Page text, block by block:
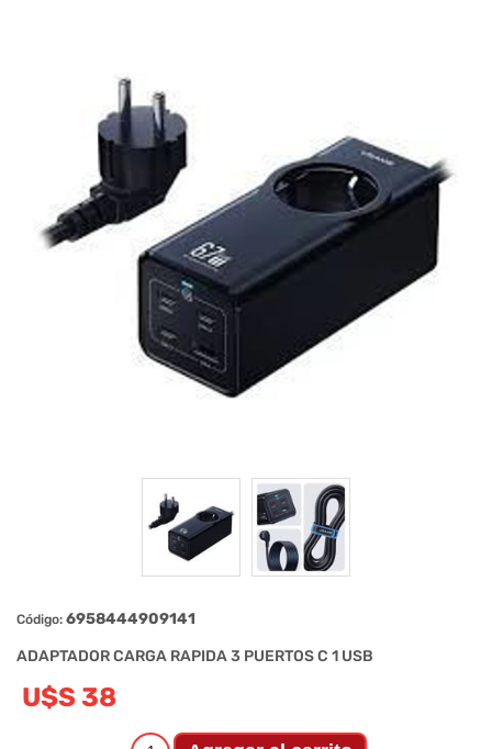
Código: 6958444909141
ADAPTADOR CARGA RAPIDA 3 PUERTOS C 1 USB
U$S 38